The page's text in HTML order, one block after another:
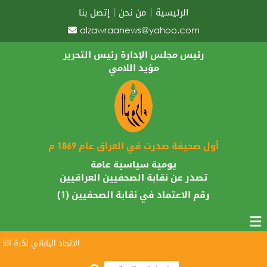
الرئيسية من نحن
إتصل بنا
alzawraanews@yahoo.com
رئيس مجلس الإدارة رئيس التحرير
مؤيد اللامي
أول صحيفة صدرت في العراق عام 1869 م
يومية سياسية عامة
تصدر عن نقابة الصحفيين العراقيين
رقم الاعتماد في نقابة الصحفيين (1)
الاتحاد الياباني لكرة